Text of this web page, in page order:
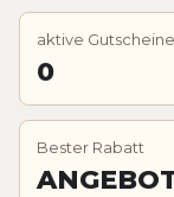
aktive Gutscheine
0
Bester Rabatt